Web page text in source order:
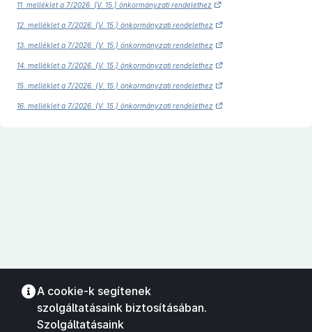
11. melléklet a 7/2026. (V. 15.) önkormányzati rendelethez
12. melléklet a 7/2026. (V. 15.) önkormányzati rendelethez
13. melléklet a 7/2026. (V. 15.) önkormányzati rendelethez
14. melléklet a 7/2026. (V. 15.) önkormányzati rendelethez
15. melléklet a 7/2026. (V. 15.) önkormányzati rendelethez
16. melléklet a 7/2026. (V. 15.) önkormányzati rendelethez
A cookie-k segítenek
szolgáltatásaink biztosításában.
Szolgáltatásaink